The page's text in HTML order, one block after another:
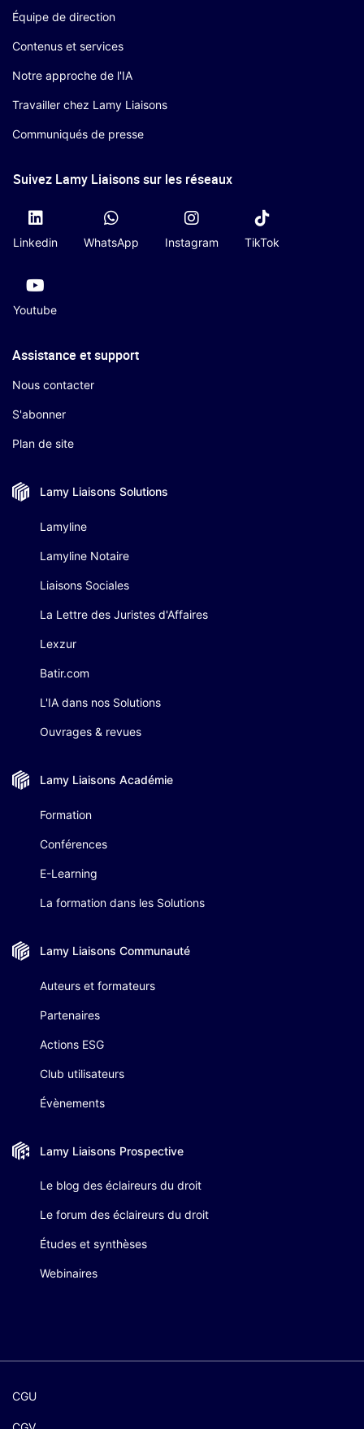
Équipe de direction
Contenus et services
Notre approche de l'IA
Travailler chez Lamy Liaisons
Communiqués de presse
Suivez Lamy Liaisons sur les réseaux
Linkedin WhatsApp Instagram TikTok
Youtube
Assistance et support
Nous contacter
S'abonner
Plan de site
Lamy Liaisons Solutions
Lamyline
Lamyline Notaire
Liaisons Sociales
La Lettre des Juristes d'Affaires
Lexzur
Batir.com
L'IA dans nos Solutions
Ouvrages & revues
Lamy Liaisons Académie
Formation
Conférences
E-Learning
La formation dans les Solutions
Lamy Liaisons Communauté
Auteurs et formateurs
Partenaires
Actions ESG
Club utilisateurs
Évènements
Lamy Liaisons Prospective
Le blog des éclaireurs du droit
Le forum des éclaireurs du droit
Études et synthèses
Webinaires
CGU